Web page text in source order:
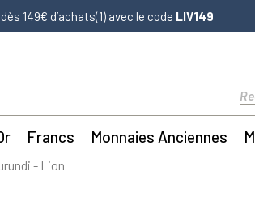
dès 149€ d’achats(1) avec le code LIV149
Francs Monnaies Anciennes
- Lion